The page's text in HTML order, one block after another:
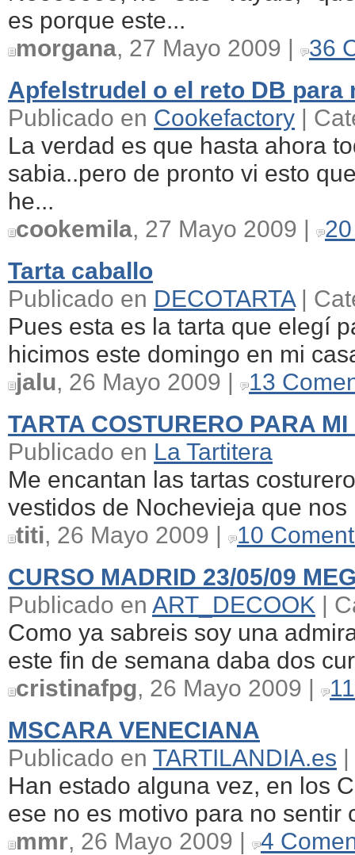
es porque este...
morgana, 27 Mayo 2009 |
36
Apfelstrudel o el reto DB para
Publicado en Cookefactory |
La verdad es que hasta ahora
sabia..pero de pronto vi esto
he...
cookemila, 27 Mayo 2009 |
Tarta caballo
Publicado en DECOTARTA|
Pues esta es la tarta que elegí
hicimos este domingo en mi
jalu, 26 Mayo 2009 |
13
TARTA COSTURERO PARA
Publicado en La Tartitera
Me encantan las tartas
vestidos de Nochevieja que
titi, 26 Mayo 2009 |
10
CURSO MADRID 23/05/09
Publicado en ART_DECOOK |
Como ya sabreis soy una
este fin de semana daba dos
cristinafpg, 26 Mayo 2009 |
MSCARA VENECIANA
Publicado en TARTILANDIA.es
Han estado alguna vez, en los
ese no es motivo para no sentir
mmr, 26 Mayo 2009 |
4